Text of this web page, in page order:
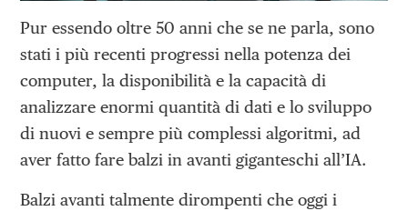
Pur essendo oltre 50 anni che se ne parla, sono
stati i più recenti progressi nella potenza dei
computer, la disponibilità e la capacità di
analizzare enormi quantità di dati e lo sviluppo
di nuovi e sempre più complessi algoritmi, ad
aver fatto fare balzi in avanti giganteschi all’IA.
Balzi avanti talmente dirompenti che oggi i